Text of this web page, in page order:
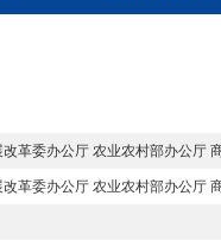
革委办公厅 农业农村部办公厅
革委办公厅 农业农村部办公厅